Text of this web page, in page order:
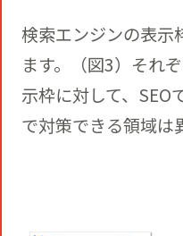
検索エンジンの表示
ます。（図3）それ
示枠に対して、SEO
で対策できる領域は